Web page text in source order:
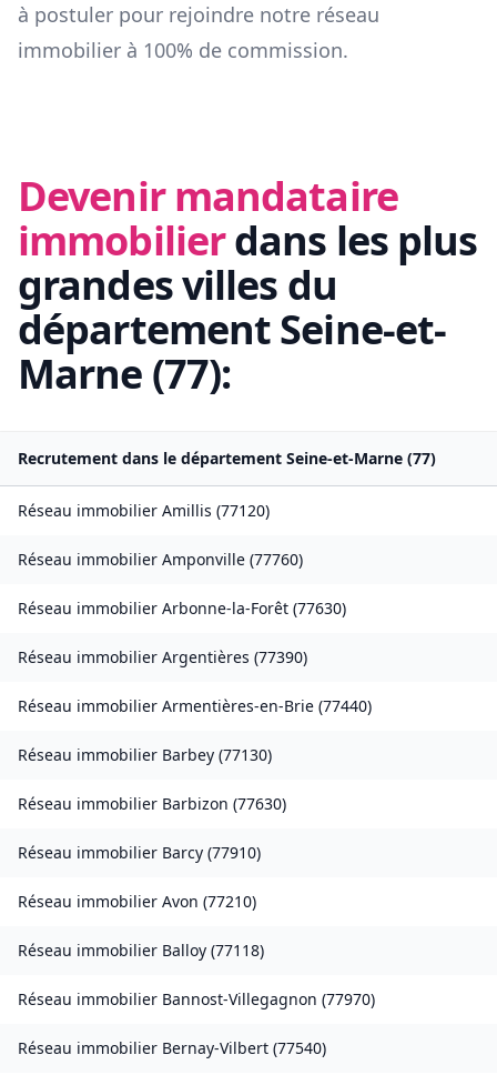
à postuler pour rejoindre notre réseau
immobilier à 100% de commission.
Devenir mandataire
immobilierdans les plus
grandes villes du
départementSeine-et-
Marne (77):
Recrutement dans le département Seine-et-Marne (77)
Réseau immobilier Amillis (77120)
Réseau immobilier Amponville (77760)
Réseau immobilier Arbonne-la-Forêt (77630)
Réseau immobilier Argentières (77390)
Réseau immobilier Armentières-en-Brie (77440)
Réseau immobilier Barbey (77130)
Réseau immobilier Barbizon (77630)
Réseau immobilier Barcy (77910)
Réseau immobilier Avon (77210)
Réseau immobilier Balloy (77118)
Réseau immobilier Bannost-Villegagnon (77970)
Réseau immobilier Bernay-Vilbert (77540)